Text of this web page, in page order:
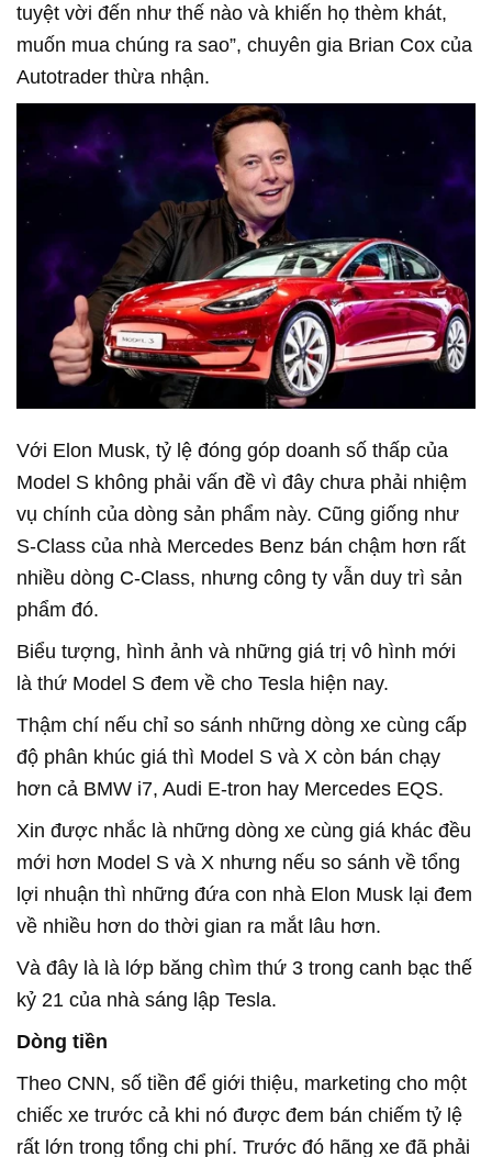
tuyệt vời đến như thế nào và khiến họ thèm khát,
muốn mua chúng ra sao”, chuyên gia Brian Cox của
Autotrader thừa nhận.
Với Elon Musk, tỷ lệ đóng góp doanh số thấp của
Model S không phải vấn đề vì đây chưa phải nhiệm
vụ chính của dòng sản phẩm này. Cũng giống như
S-Class của nhà Mercedes Benz bán chậm hơn rất
nhiều dòng C-Class, nhưng công ty vẫn duy trì sản
phẩm đó.
Biểu tượng, hình ảnh và những giá trị vô hình mới
là thứ Model S đem về cho Tesla hiện nay.
Thậm chí nếu chỉ so sánh những dòng xe cùng cấp
độ phân khúc giá thì Model S và X còn bán chạy
hơn cả BMW i7, Audi E-tron hay Mercedes EQS.
Xin được nhắc là những dòng xe cùng giá khác đều
mới hơn Model S và X nhưng nếu so sánh về tổng
lợi nhuận thì những đứa con nhà Elon Musk lại đem
về nhiều hơn do thời gian ra mắt lâu hơn.
Và đây là là lớp băng chìm thứ 3 trong canh bạc thế
kỷ 21 của nhà sáng lập Tesla.
Dòng tiền
Theo CNN, số tiền để giới thiệu, marketing cho một
chiếc xe trước cả khi nó được đem bán chiếm tỷ lệ
rất lớn trong tổng chi phí. Trước đó hãng xe đã phải